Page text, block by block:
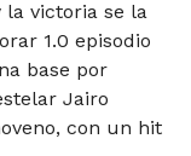
victoria se la
1.0 episodio
base por
Jairo
con un hit